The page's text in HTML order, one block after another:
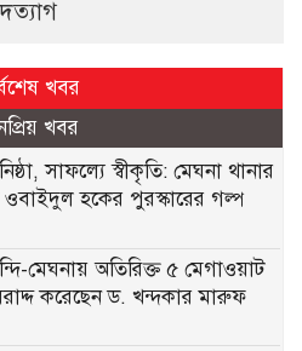
খবর
খবর
সাফল্যে স্বীকৃতি: মেঘনা থানার
হকের পুরস্কারের গল্প
মেঘনায় অতিরিক্ত ৫ মেগাওয়াট
করেছেন ড. খন্দকার মারুফ